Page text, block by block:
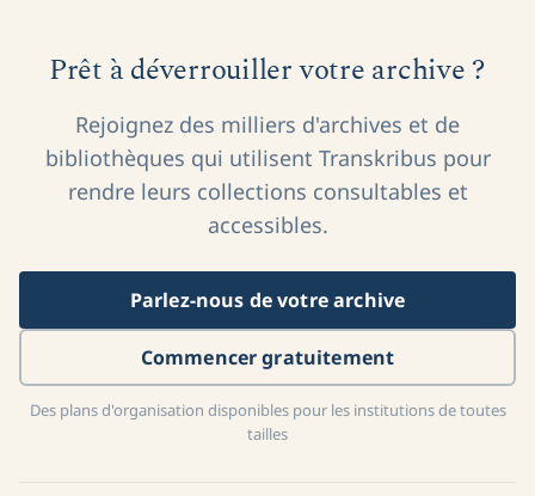
Prêt à déverrouiller votre archive ?
Rejoignez des milliers d'archives et de
bibliothèques qui utilisent Transkribus pour
rendre leurs collections consultables et
accessibles.
Parlez-nous de votre archive
Commencer gratuitement
Des plans d'organisation disponibles pour les institutions de toutes
tailles